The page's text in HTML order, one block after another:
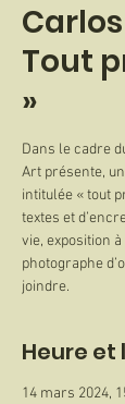
Carlos
Tout
»
Dans le cadre
Art présente,
intitulée « tout
textes et
vie, exposition
photographe
joindre.
Heure et
14 mars 2024,